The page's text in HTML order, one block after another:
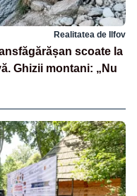
Realitatea de Ilfov
scoate la
Ghizii montani: „Nu